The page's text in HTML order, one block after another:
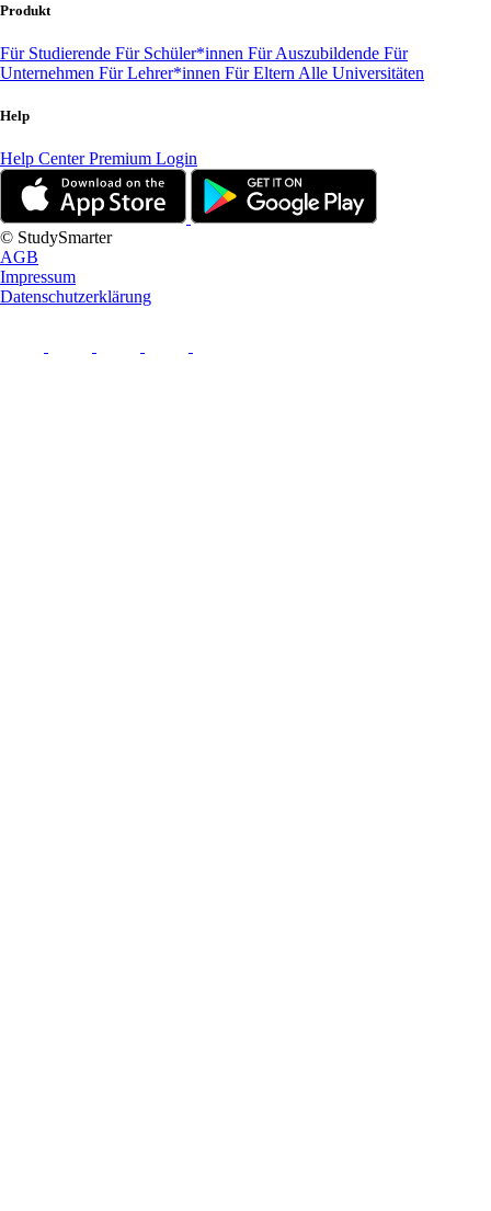
Produkt
Für Studierende Für Schüler*innen Für Auszubildende Für
Unternehmen Für Lehrer*innen Für Eltern Alle Universitäten
Help
Help CenterPremium Login
© StudySmarter
AGB
Impressum
Datenschutzerklärung